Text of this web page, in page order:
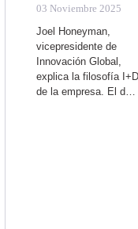
03 Noviembre 2025
Joel Honeyman,
vicepresidente de
Innovación Global,
explica la filosofía
de la empresa. El d…